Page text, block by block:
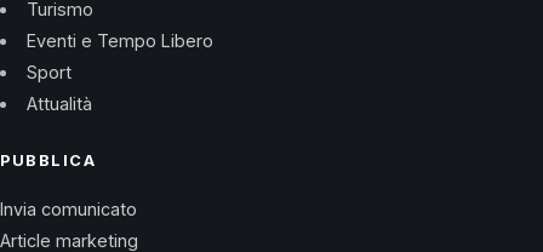
Turismo
Eventi e Tempo Libero
Sport
Attualità
PUBBLICA
Invia comunicato
Article marketing